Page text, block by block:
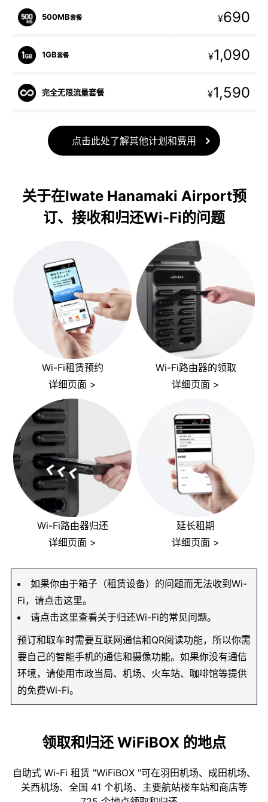
500MB套餐 ¥690
1GB套餐 ¥1,090
完全无限流量套餐 ¥1,590
点击此处了解其他计划和费用
关于在Iwate Hanamaki Airport预
订、接收和归还Wi-Fi的问题
Wi-Fi租赁预约
详细页面 >
Wi-Fi路由器的领取
详细页面 >
Wi-Fi路由器归还
详细页面 >
延长租期
详细页面 >
如果你由于箱子（租赁设备）的问题而无法收到Wi-
Fi，请点击这里。
请点击这里查看关于归还Wi-Fi的常见问题。
预订和取车时需要互联网通信和QR阅读功能，所以你需
要自己的智能手机的通信和摄像功能。如果你没有通信
环境，请使用市政当局、机场、火车站、咖啡馆等提供
的免费Wi-Fi。
领取和归还 WiFiBOX 的地点
自助式 Wi-Fi 租赁 "WiFiBOX "可在羽田机场、成田机场、
关西机场、全国 41 个机场、主要航站楼车站和商店等